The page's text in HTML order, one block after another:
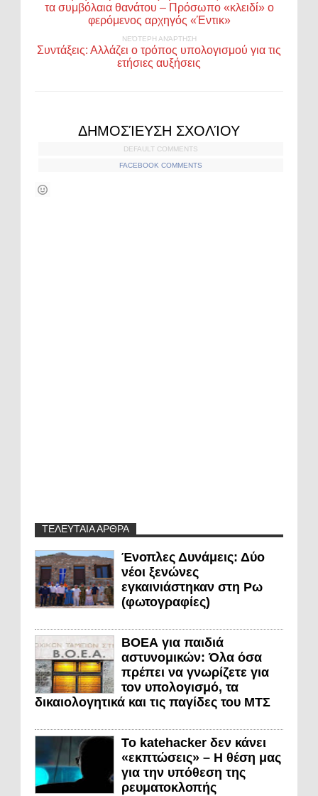
τα συμβόλαια θανάτου – Πρόσωπο «κλειδί» ο
φερόμενος αρχηγός «Έντικ»
ΝΕΌΤΕΡΗ ΑΝΆΡΤΗΣΗ
Συντάξεις: Αλλάζει ο τρόπος υπολογισμού για τις
ετήσιες αυξήσεις
ΔΗΜΟΣΊΕΥΣΗ ΣΧΟΛΊΟΥ
DEFAULT COMMENTS
FACEBOOK COMMENTS
ΤΕΛΕΥΤΑΙΑ ΑΡΘΡΑ
Ένοπλες Δυνάμεις: Δύο
νέοι ξενώνες
εγκαινιάστηκαν στη Ρω
(φωτογραφίες)
ΒΟΕΑ για παιδιά
αστυνομικών: Όλα όσα
πρέπει να γνωρίζετε για
τον υπολογισμό, τα
δικαιολογητικά και τις παγίδες του ΜΤΣ
Το katehacker δεν κάνει
«εκπτώσεις» – Η θέση μας
για την υπόθεση της
ρευματοκλοπής